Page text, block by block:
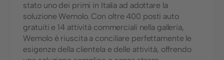
stato uno dei primi in Italia ad adottare la
soluzione Wemolo. Con oltre 400 posti auto
gratuiti e 14 attività commerciali nella galleria,
Wemolo è riuscita a conciliare perfettamente le
esigenze della clientela e delle attività, offrendo